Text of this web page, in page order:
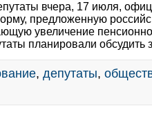
вчера, 17 июля,
предложенную
увеличение
планировали обсудить
, депутаты,